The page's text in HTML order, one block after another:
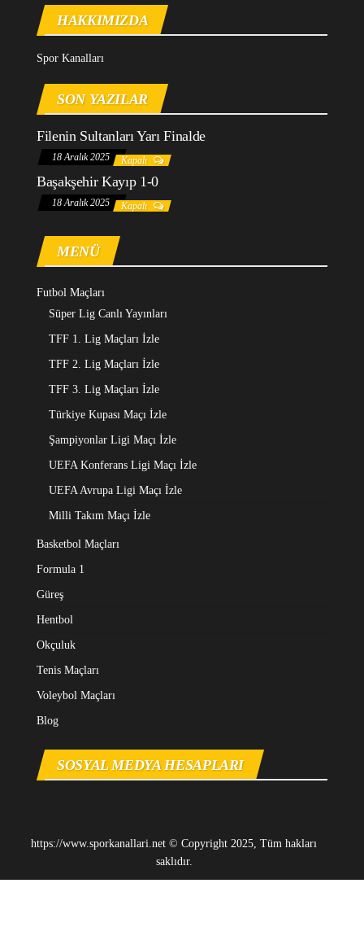
HAKKIMIZDA
Spor Kanalları
SON YAZILAR
Filenin Sultanları Yarı Finalde
18 Aralık 2025 Kapalı
Başakşehir Kayıp 1-0
18 Aralık 2025 Kapalı
MENÜ
Futbol Maçları
Süper Lig Canlı Yayınları
TFF 1. Lig Maçları İzle
TFF 2. Lig Maçları İzle
TFF 3. Lig Maçları İzle
Türkiye Kupası Maçı İzle
Şampiyonlar Ligi Maçı İzle
UEFA Konferans Ligi Maçı İzle
UEFA Avrupa Ligi Maçı İzle
Milli Takım Maçı İzle
Basketbol Maçları
Formula 1
Güreş
Hentbol
Okçuluk
Tenis Maçları
Voleybol Maçları
Blog
SOSYAL MEDYA HESAPLARI
https://www.sporkanallari.net © Copyright 2025, Tüm hakları
saklıdır.